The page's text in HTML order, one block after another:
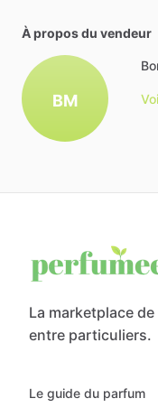
À propos du vendeur
BM
La marketplace
entre particuliers.
Le guide du parfum